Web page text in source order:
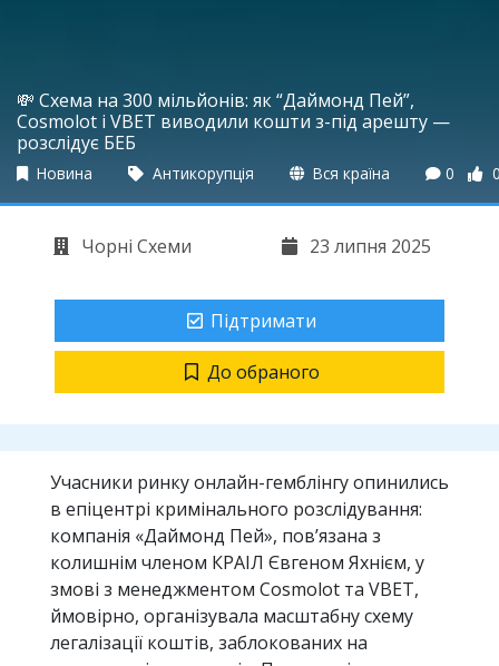
💸 Схема на 300 мільйонів: як “Даймонд Пей”,
Cosmolot і VBET виводили кошти з-під арешту —
розслідує БЕБ
Новина Антикорупція Вся країна 0
Чорні Схеми 23 липня 2025
Підтримати
До обраного
Учасники ринку онлайн-гемблінгу опинились
в епіцентрі кримінального розслідування:
компанія «Даймонд Пей», пов’язана з
колишнім членом КРАІЛ Євгеном Яхнієм, у
змові з менеджментом Cosmolot та VBET,
ймовірно, організувала масштабну схему
легалізації коштів, заблокованих на